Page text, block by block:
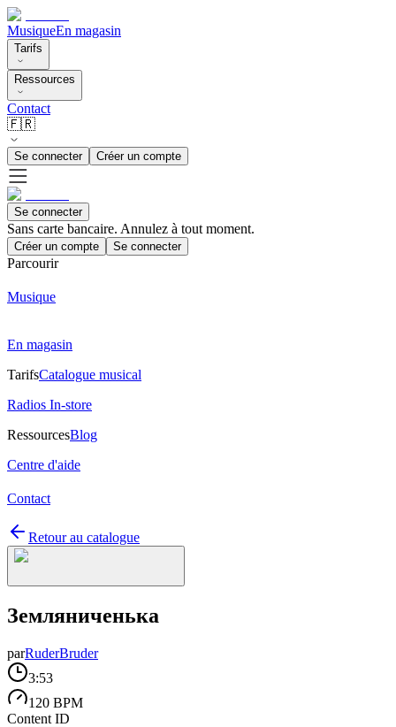
MusiqueEn magasin
Tarifs
Ressources
Contact
🇫🇷
Se connecter Créer un compte
Se connecter
Sans carte bancaire. Annulez à tout moment.
Créer un compte Se connecter
Parcourir
Musique
En magasin
TarifsCatalogue musical
Radios In-store
RessourcesBlog
Centre d'aide
Contact
Retour au catalogue
Земляниченька
parRuderBruder
3:53
120 BPM
Content ID